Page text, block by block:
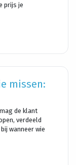
prijs je
missen:
de klant
verdeeld
wanneer wie